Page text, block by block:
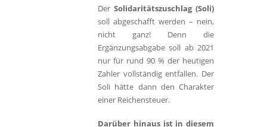
Der Solidaritätszuschlag (Soli)
soll abgeschafft werden – nein,
nicht ganz! Denn die
Ergänzungsabgabe soll ab 2021
nur für rund 90 % der heutigen
Zahler vollständig entfallen. Der
Soli hätte dann den Charakter
einer Reichensteuer.
Darüber hinaus ist in diesem